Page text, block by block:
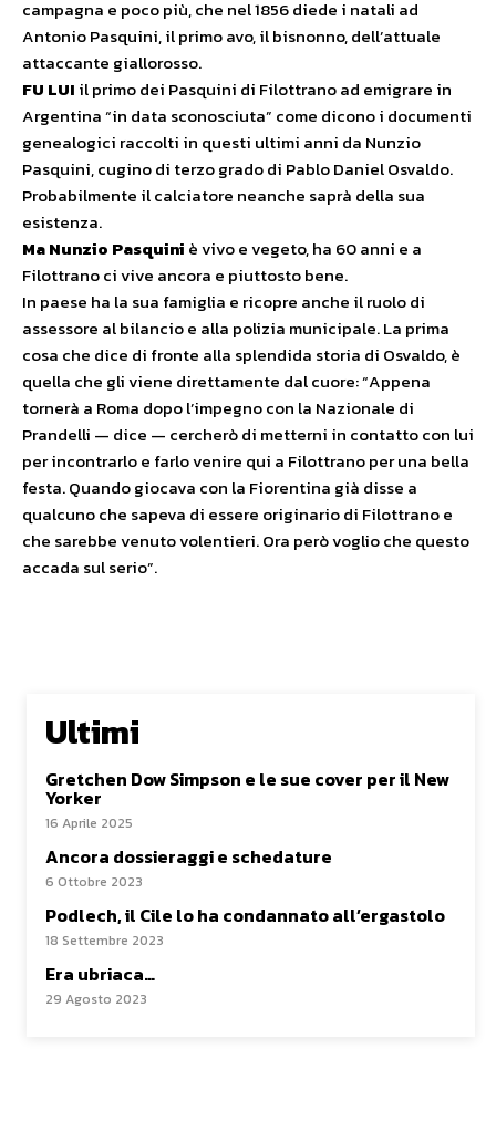
campagna e poco più, che nel 1856 diede i natali ad
Antonio Pasquini, il primo avo, il bisnonno, dell’attuale
attaccante giallorosso.
FU LUI il primo dei Pasquini di Filottrano ad emigrare in
Argentina “in data sconosciuta” come dicono i documenti
genealogici raccolti in questi ultimi anni da Nunzio
Pasquini, cugino di terzo grado di Pablo Daniel Osvaldo.
Probabilmente il calciatore neanche saprà della sua
esistenza.
Ma Nunzio Pasquini è vivo e vegeto, ha 60 anni e a
Filottrano ci vive ancora e piuttosto bene.
In paese ha la sua famiglia e ricopre anche il ruolo di
assessore al bilancio e alla polizia municipale. La prima
cosa che dice di fronte alla splendida storia di Osvaldo, è
quella che gli viene direttamente dal cuore: “Appena
tornerà a Roma dopo l’impegno con la Nazionale di
Prandelli — dice — cercherò di metterni in contatto con lui
per incontrarlo e farlo venire qui a Filottrano per una bella
festa. Quando giocava con la Fiorentina già disse a
qualcuno che sapeva di essere originario di Filottrano e
che sarebbe venuto volentieri. Ora però voglio che questo
accada sul serio”.
Ultimi
Gretchen Dow Simpson e le sue cover per il New
Yorker
16 Aprile 2025
Ancora dossieraggi e schedature
6 Ottobre 2023
Podlech, il Cile lo ha condannato all’ergastolo
18 Settembre 2023
Era ubriaca…
29 Agosto 2023